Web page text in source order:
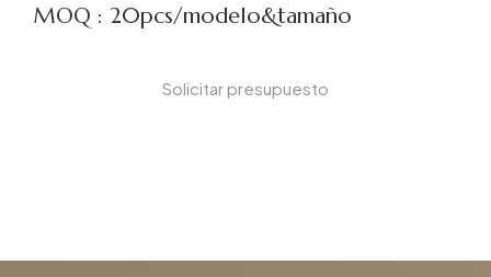
MOQ : 20pcs/modelo&tamaño
Solicitar presupuesto